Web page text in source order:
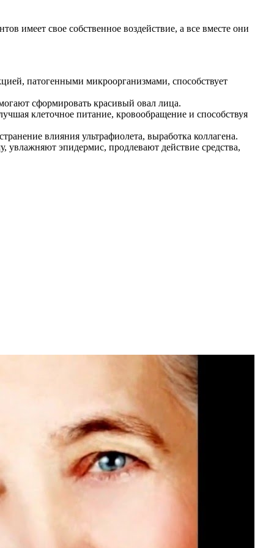
имеет свое собственное воздействие, а все вместе они
патогенными микроорганизмами, способствует
сформировать красивый овал лица.
клеточное питание, кровообращение и способствуя
влияния ультрафиолета, выработка коллагена.
эпидермис, продлевают действие средства,